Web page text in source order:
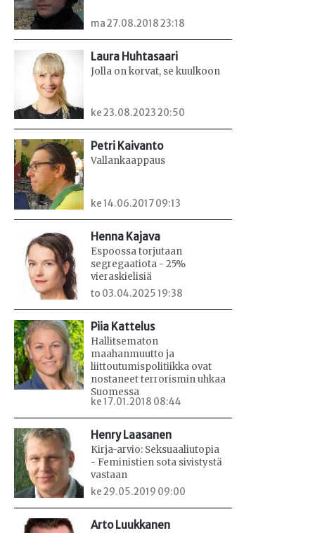
ma 27.08.2018 23:18
Laura Huhtasaari
Jolla on korvat, se kuulkoon
ke 23.08.2023 20:50
Petri Kaivanto
Vallankaappaus
ke 14.06.2017 09:13
Henna Kajava
Espoossa torjutaan
segregaatiota - 25%
vieraskielisiä
to 03.04.2025 19:38
Piia Kattelus
Hallitsematon
maahanmuutto ja
liittoutumispolitiikka ovat
nostaneet terrorismin uhkaa
Suomessa
ke 17.01.2018 08:44
Henry Laasanen
Kirja-arvio: Seksuaaliutopia
- Feministien sota sivistystä
vastaan
ke 29.05.2019 09:00
Arto Luukkanen